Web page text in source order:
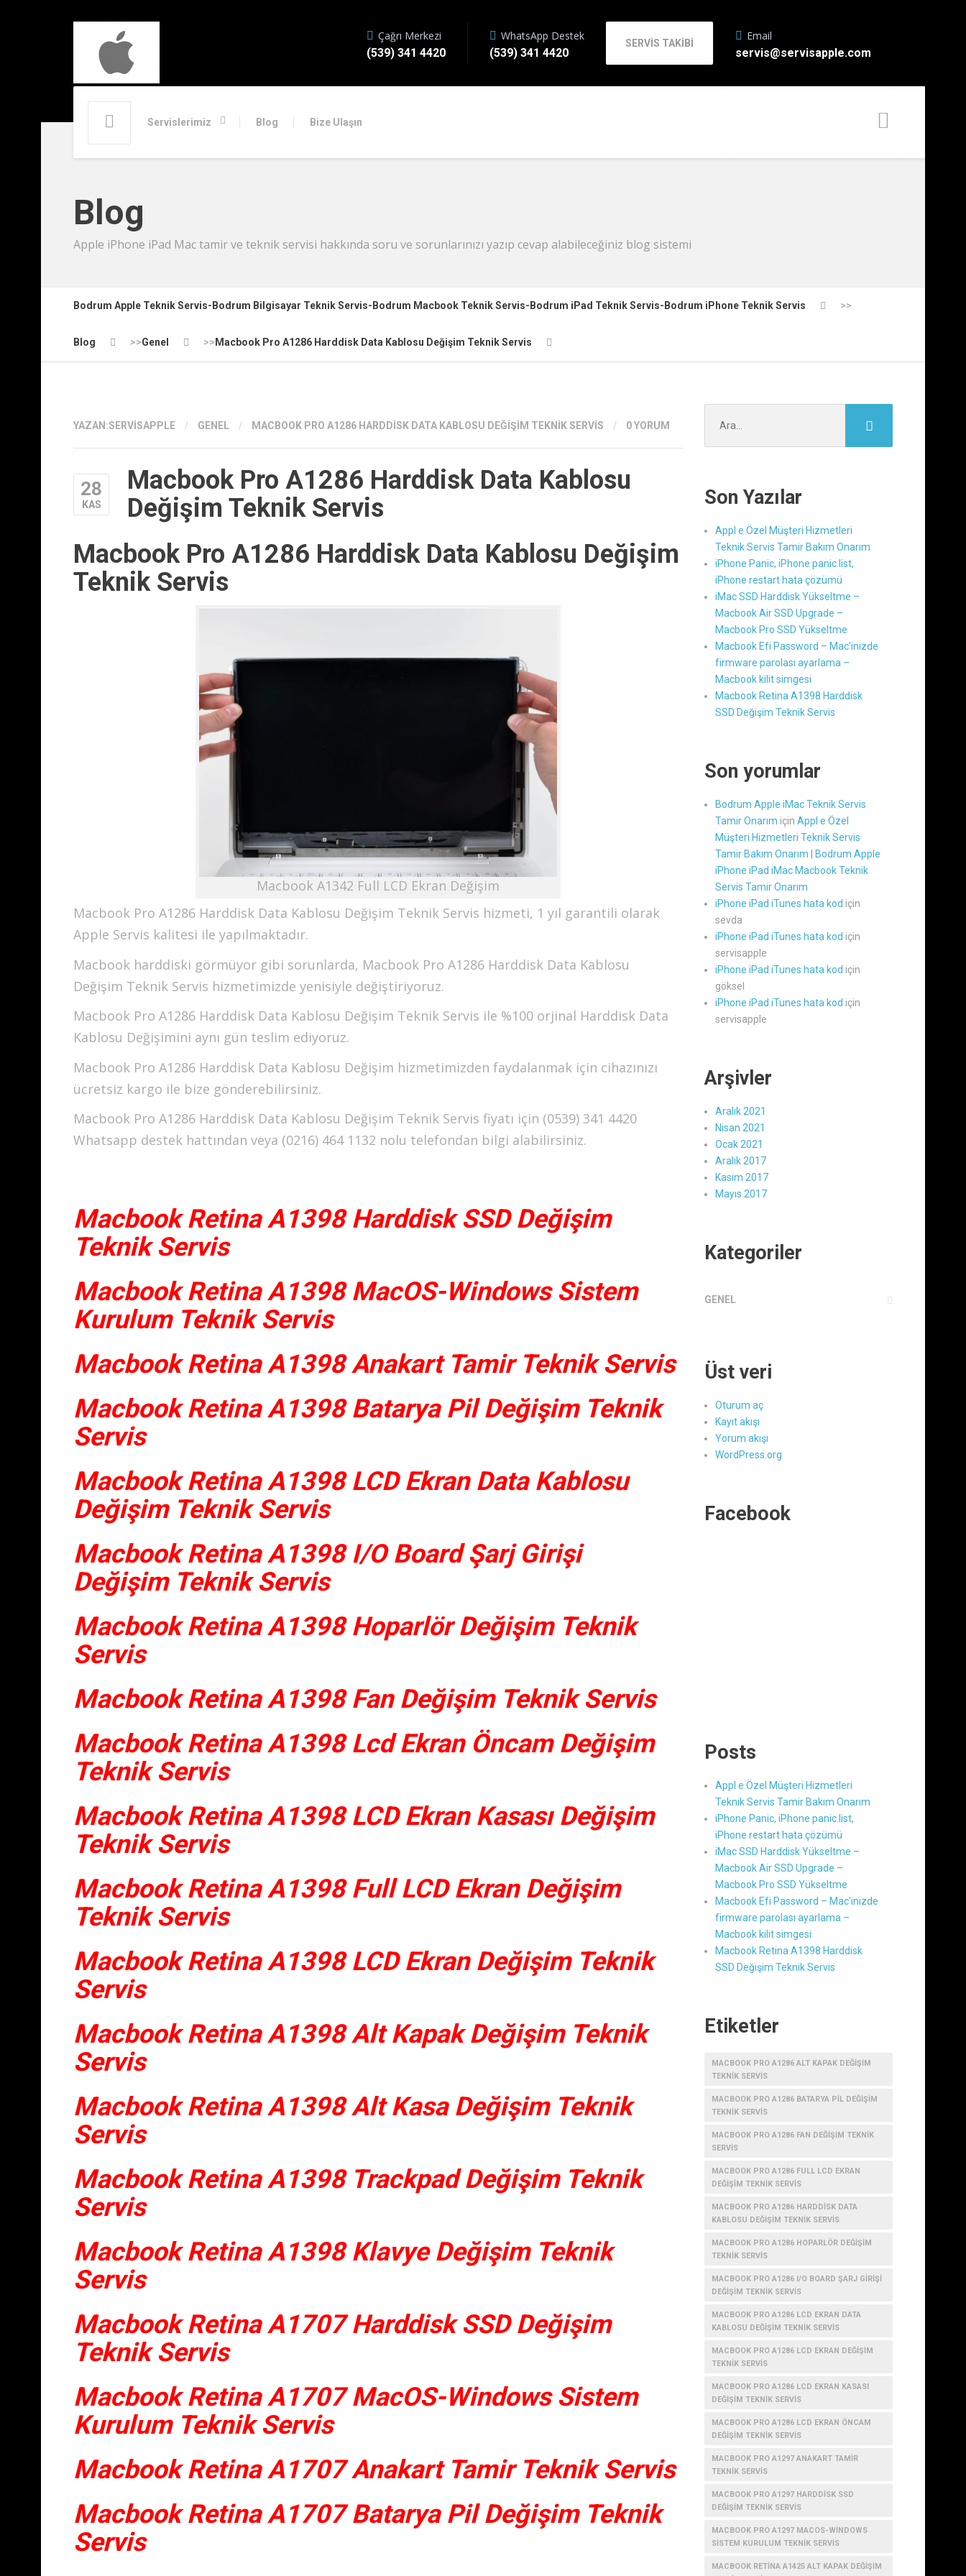
Servislerimiz Blog Bize Ulaşın
Çağrı Merkezi
(539) 341 4420
WhatsApp Destek
(539) 341 4420
SERVİS TAKİBİ
Email
servis@servisapple.com
Blog
Apple iPhone iPad Mac tamir ve teknik servisi hakkında soru ve sorunlarınızı yazıp cevap alabileceğiniz blog sistemi
Bodrum Apple Teknik Servis-Bodrum Bilgisayar Teknik Servis-Bodrum Macbook Teknik Servis-Bodrum iPad Teknik Servis-Bodrum iPhone Teknik Servis >>
Blog >>Genel >> Macbook Pro A1286 Harddisk Data Kablosu Değişim Teknik Servis
YAZAN:SERVISAPPLE / GENEL / MACBOOK PRO A1286 HARDDISK DATA KABLOSU DEĞIŞIM TEKNIK SERVIS / 0 YORUM
28
KAS
Macbook Pro A1286 Harddisk Data Kablosu
Değişim Teknik Servis
Macbook Pro A1286 Harddisk Data Kablosu Değişim
Teknik Servis
Macbook A1342 Full LCD Ekran Değişim
Macbook Pro A1286 Harddisk Data Kablosu Değişim Teknik Servis hizmeti, 1 yıl garantili olarak
Apple Servis kalitesi ile yapılmaktadır.
Macbook harddiski görmüyor gibi sorunlarda, Macbook Pro A1286 Harddisk Data Kablosu
Değişim Teknik Servis hizmetimizde yenisiyle değiştiriyoruz.
Macbook Pro A1286 Harddisk Data Kablosu Değişim Teknik Servis ile %100 orjinal Harddisk Data
Kablosu Değişimini aynı gün teslim ediyoruz.
Macbook Pro A1286 Harddisk Data Kablosu Değişim hizmetimizden faydalanmak için cihazınızı
ücretsiz kargo ile bize gönderebilirsiniz.
Macbook Pro A1286 Harddisk Data Kablosu Değişim Teknik Servis fiyatı için (0539) 341 4420
Whatsapp destek hattından veya (0216) 464 1132 nolu telefondan bilgi alabilirsiniz.
Macbook Retina A1398 Harddisk SSD Değişim
Teknik Servis
Macbook Retina A1398 MacOS-Windows Sistem
Kurulum Teknik Servis
Macbook Retina A1398 Anakart Tamir Teknik Servis
Macbook Retina A1398 Batarya Pil Değişim Teknik
Servis
Macbook Retina A1398 LCD Ekran Data Kablosu
Değişim Teknik Servis
Macbook Retina A1398 I/O Board Şarj Girişi
Değişim Teknik Servis
Macbook Retina A1398 Hoparlör Değişim Teknik
Servis
Macbook Retina A1398 Fan Değişim Teknik Servis
Macbook Retina A1398 Lcd Ekran Öncam Değişim
Teknik Servis
Macbook Retina A1398 LCD Ekran Kasası Değişim
Teknik Servis
Macbook Retina A1398 Full LCD Ekran Değişim
Teknik Servis
Macbook Retina A1398 LCD Ekran Değişim Teknik
Servis
Macbook Retina A1398 Alt Kapak Değişim Teknik
Servis
Macbook Retina A1398 Alt Kasa Değişim Teknik
Servis
Macbook Retina A1398 Trackpad Değişim Teknik
Servis
Macbook Retina A1398 Klavye Değişim Teknik
Servis
Macbook Retina A1707 Harddisk SSD Değişim
Teknik Servis
Macbook Retina A1707 MacOS-Windows Sistem
Kurulum Teknik Servis
Macbook Retina A1707 Anakart Tamir Teknik Servis
Macbook Retina A1707 Batarya Pil Değişim Teknik
Servis
ara:
Son Yazılar
Appl e Özel Müşteri Hizmetleri
Teknik Servis Tamir Bakım Onarım
iPhone Panic, iPhone panic.list,
iPhone restart hata çözümü
iMac SSD Harddisk Yükseltme –
Macbook Air SSD Upgrade –
Macbook Pro SSD Yükseltme
Macbook Efi Password – Mac’inizde
firmware parolası ayarlama –
Macbook kilit simgesi
Macbook Retina A1398 Harddisk
SSD Değişim Teknik Servis
Son yorumlar
Bodrum Apple iMac Teknik Servis
Tamir Onarım için Appl e Özel
Müşteri Hizmetleri Teknik Servis
Tamir Bakım Onarım | Bodrum Apple
iPhone iPad iMac Macbook Teknik
Servis Tamir Onarım
iPhone iPad iTunes hata kod için
sevda
iPhone iPad iTunes hata kod için
servisapple
iPhone iPad iTunes hata kod için
göksel
iPhone iPad iTunes hata kod için
servisapple
Arşivler
Aralık 2021
Nisan 2021
Ocak 2021
Aralık 2017
Kasım 2017
Mayıs 2017
Kategoriler
GENEL
Üst veri
Oturum aç
Kayıt akışı
Yorum akışı
WordPress.org
Facebook
Posts
Appl e Özel Müşteri Hizmetleri
Teknik Servis Tamir Bakım Onarım
iPhone Panic, iPhone panic.list,
iPhone restart hata çözümü
iMac SSD Harddisk Yükseltme –
Macbook Air SSD Upgrade –
Macbook Pro SSD Yükseltme
Macbook Efi Password – Mac’inizde
firmware parolası ayarlama –
Macbook kilit simgesi
Macbook Retina A1398 Harddisk
SSD Değişim Teknik Servis
Etiketler
MACBOOK PRO A1286 ALT KAPAK DEĞIŞIM
TEKNIK SERVIS
MACBOOK PRO A1286 BATARYA PIL DEĞIŞIM
TEKNIK SERVIS
MACBOOK PRO A1286 FAN DEĞIŞIM TEKNIK
SERVIS
MACBOOK PRO A1286 FULL LCD EKRAN
DEĞIŞIM TEKNIK SERVIS
MACBOOK PRO A1286 HARDDISK DATA
KABLOSU DEĞIŞIM TEKNIK SERVIS
MACBOOK PRO A1286 HOPARLÖR DEĞIŞIM
TEKNIK SERVIS
MACBOOK PRO A1286 I/O BOARD ŞARJ GIRIŞI
DEĞIŞIM TEKNIK SERVIS
MACBOOK PRO A1286 LCD EKRAN DATA
KABLOSU DEĞIŞIM TEKNIK SERVIS
MACBOOK PRO A1286 LCD EKRAN DEĞIŞIM
TEKNIK SERVIS
MACBOOK PRO A1286 LCD EKRAN KASASI
DEĞIŞIM TEKNIK SERVIS
MACBOOK PRO A1286 LCD EKRAN ÖNCAM
DEĞIŞIM TEKNIK SERVIS
MACBOOK PRO A1297 ANAKART TAMIR
TEKNIK SERVIS
MACBOOK PRO A1297 HARDDISK SSD
DEĞIŞIM TEKNIK SERVIS
MACBOOK PRO A1297 MACOS-WINDOWS
SISTEM KURULUM TEKNIK SERVIS
MACBOOK RETINA A1425 ALT KAPAK DEĞIŞIM